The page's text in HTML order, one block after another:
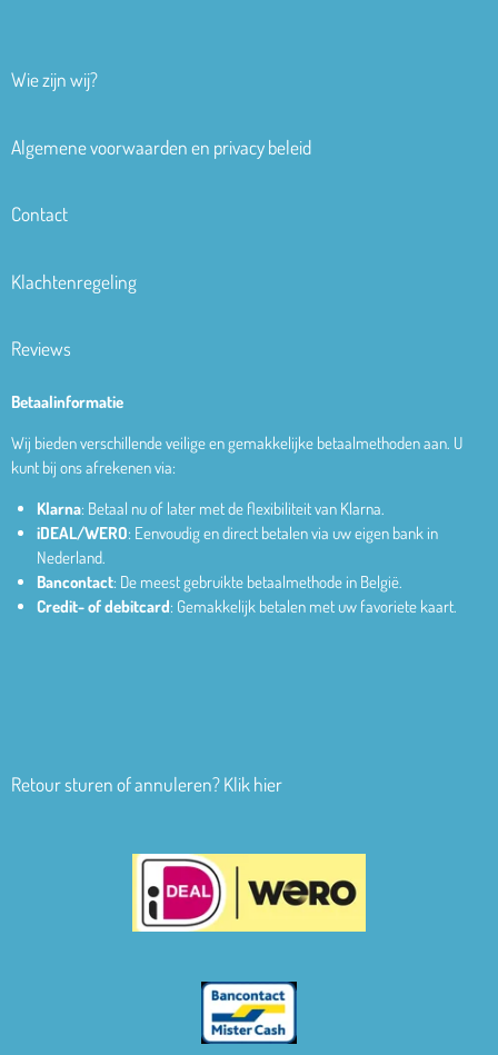
Wie zijn wij?
Algemene voorwaarden en privacy beleid
Contact
Klachtenregeling
Reviews
Betaalinformatie
Wij bieden verschillende veilige en gemakkelijke betaalmethoden aan. U
kunt bij ons afrekenen via:
Klarna: Betaal nu of later met de flexibiliteit van Klarna.
iDEAL/WERO: Eenvoudig en direct betalen via uw eigen bank in
Nederland.
Bancontact: De meest gebruikte betaalmethode in België.
Credit- of debitcard: Gemakkelijk betalen met uw favoriete kaart.
Retour sturen of annuleren? Klik hier